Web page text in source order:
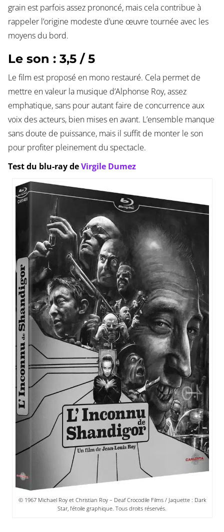
grain est parfois assez prononcé, mais cela contribue à
rappeler l’origine modeste d’une œuvre tournée avec les
moyens du bord.
Le son : 3,5 / 5
Le film est proposé en mono restauré. Cela permet de
mettre en valeur la musique d’Alphonse Roy, assez
emphatique, sans pour autant faire de concurrence aux
voix des acteurs, bien mises en avant. L’ensemble manque
sans doute de puissance, mais il suffit de monter le son
pour profiter pleinement du spectacle.
Test du blu-ray de Virgile Dumez
© 1967 Michael Roy et Christian Roy – Deaf Crocodile Films / Jaquette : Dark
Star, l’étoile graphique. Tous droits réservés.